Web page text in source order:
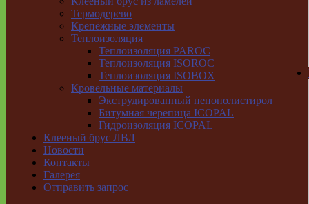
Термодерево
Крепёжные элементы
Теплоизоляция
Теплоизоляция PAROC
Теплоизоляция ISOROC
Теплоизоляция ISOBOX
Кровельные материалы
Экструдированный пенополистирол
Битумная черепица ICOPAL
Гидроизоляция ICOPAL
Клееный брус ЛВЛ
Новости
Контакты
Галерея
Отправить запрос